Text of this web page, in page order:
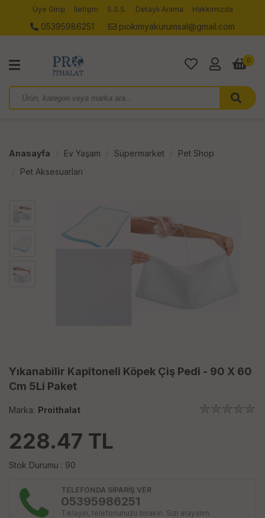
Üye Girişi İletişim S.S.S. Detaylı Arama Hakkımızda
05395986251 piokimyakurumsal@gmail.com
0
Anasayfa Ev Yaşam Süpermarket
Pet Shop
Pet Aksesuarları
Yıkanabilir Kapitoneli Köpek Çiş Pedi - 90 X 60
Cm 5Li Paket
Marka: Proithalat
228.47 TL
Stok Durumu : 90
TELEFONDA SİPARİŞ VER
05395986251
Tıklayın, telefonunuzu bırakın. Sizi arayalım.